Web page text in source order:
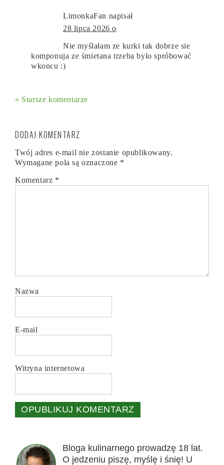
LimonkaFan napisał
28 lipca 2026 o
Nie myślałam ze kurki tak dobrze sie
komponuja ze śmietana trzeba bylo spróbować
wkoncu :)
« Starsze komentarze
DODAJ KOMENTARZ
Twój adres e-mail nie zostanie opublikowany.
Wymagane pola są oznaczone *
Komentarz *
Nazwa
E-mail
Witryna internetowa
Bloga kulinarnego prowadzę 18 lat.
O jedzeniu piszę, myślę i śnię! U